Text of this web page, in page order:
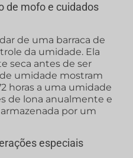
de mofo e cuidados
de uma barraca de
da umidade. Ela
seca antes de ser
umidade mostram
horas a uma umidade
de lona anualmente e
por um
especiais